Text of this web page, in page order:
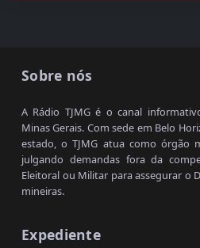
Sobre nós
A Rádio TJMG é o canal
Minas Gerais. Com sede em Belo
estado, o TJMG atua como órgão
julgando demandas fora da
Eleitoral ou Militar para assegurar o
mineiras.
Expediente